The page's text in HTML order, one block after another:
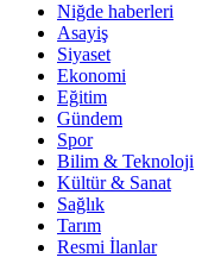
Niğde haberleri
Asayiş
Siyaset
Ekonomi
Eğitim
Gündem
Spor
Bilim & Teknoloji
Kültür & Sanat
Sağlık
Tarım
Resmi İlanlar